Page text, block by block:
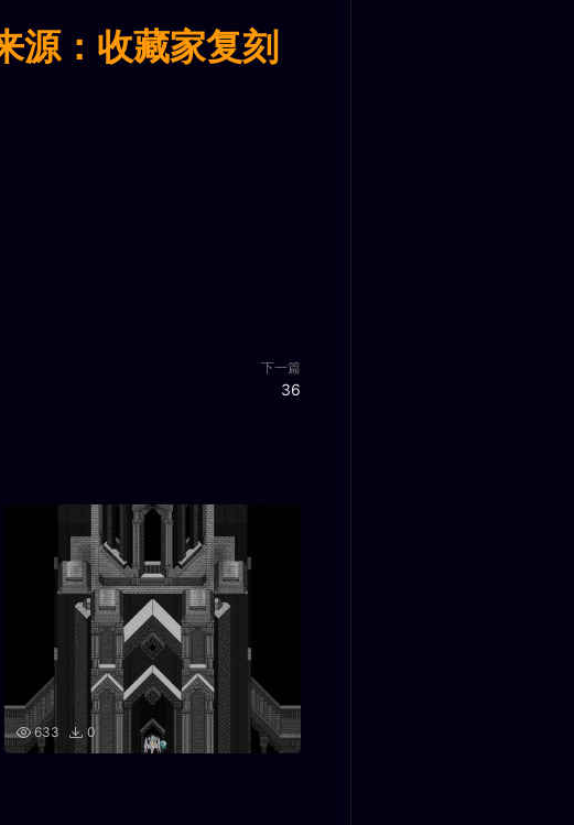
源：收藏家复刻
下一篇
36
633 0